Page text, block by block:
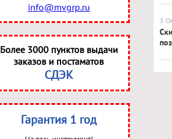
info@mvgrp.ru
Более 3000 пунктов выдачи
заказов и постаматов
СДЭК
Гарантия 1 год
3